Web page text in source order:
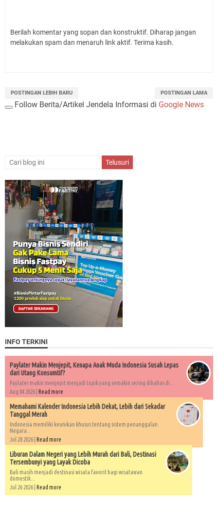
Berilah komentar yang sopan dan konstruktif. Diharap jangan
melakukan spam dan menaruh link aktif. Terima kasih.
POSTINGAN LEBIH BARU POSTINGAN LAMA
Follow Berita/Artikel Jendela Informasi di Google News
INFO TERKINI
Paylater Makin Menjepit, Kenapa Anak Muda Indonesia Susah Lepas
dari Utang Konsumtif?
Paylater makin menjepit menjadi topik yang semakin sering dibahas di...
Aug 04 2026 | Read more
Memahami Kalender Indonesia Lebih Dekat, Lebih dari Sekadar
Tanggal Merah
Indonesia memiliki keunikan khusus tentang sistem penanggalan.
Negara...
Jul 28 2026 | Read more
Liburan Dalam Negeri yang Lebih Murah dari Bali, Destinasi
Tersembunyi yang Layak Dicoba
Bali masih menjadi destinasi wisata favorit bagi wisatawan
domestik...
Jul 26 2026 | Read more